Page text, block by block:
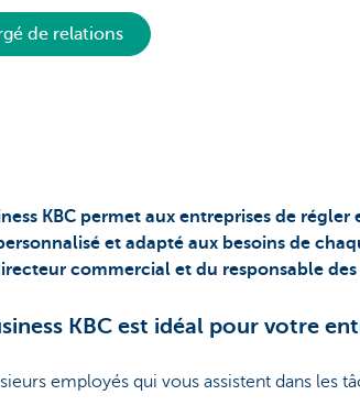
de relations
KBC permet aux entreprises de
et adapté aux besoins de
commercial et du responsable des
KBC est idéal pour votre
employés qui vous assistent dans les